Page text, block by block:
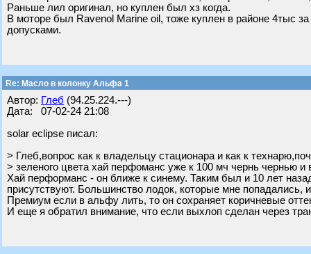
Раньше лил оригинал, но куплен был хз когда.
В моторе был Ravenol Marine oil, тоже куплен в районе 4тыс
допусками.
Re: Масло в колонку Альфа 1
Автор: Глеб (94.25.224.---)
Дата: 07-02-24 21:08
solar eclipse писал:
> Глеб,вопрос как к владельцу стационара и как к
> зеленого цвета хай перфоманс уже к 100 мч чернь чернью и
Хай перформанс - он ближе к синему. Таким был и 10 лет
присутствуют. Большинство лодок, которые мне попадались,
Премиум если в альфу лить, то он сохраняет коричневые
И еще я обратил внимание, что если выхлоп сделан через